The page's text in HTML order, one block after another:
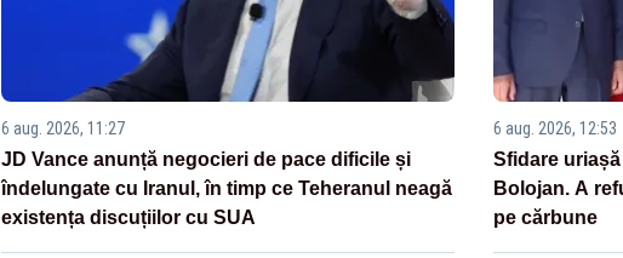
6 aug. 2026, 11:27
JD Vance anunță negocieri de pace dificile și
îndelungate cu Iranul, în timp ce Teheranul neagă
existența discuțiilor cu SUA
6 aug. 2026, 12:53
Sfidare
Bolojan. A
pe cărbune